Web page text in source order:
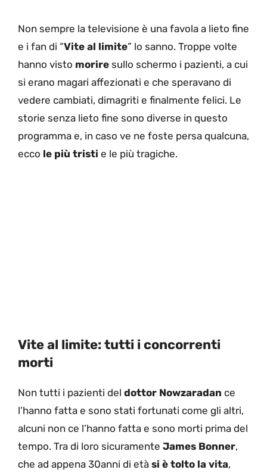
Non sempre la televisione è una favola a lieto fine
e i fan di “Vite al limite” lo sanno. Troppe volte
hanno visto morire sullo schermo i pazienti, a cui
si erano magari affezionati e che speravano di
vedere cambiati, dimagriti e finalmente felici. Le
storie senza lieto fine sono diverse in questo
programma e, in caso ve ne foste persa qualcuna,
ecco le più tristi e le più tragiche.
Vite al limite: tutti i concorrenti
morti
Non tutti i pazienti del dottor Nowzaradan ce
l’hanno fatta e sono stati fortunati come gli altri,
alcuni non ce l’hanno fatta e sono morti prima del
tempo. Tra di loro sicuramente James Bonner,
che ad appena 30anni di età si è tolto la vita,